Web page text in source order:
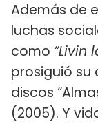
Además de
luchas
como “Livin
prosiguió su
discos
(2005). Y